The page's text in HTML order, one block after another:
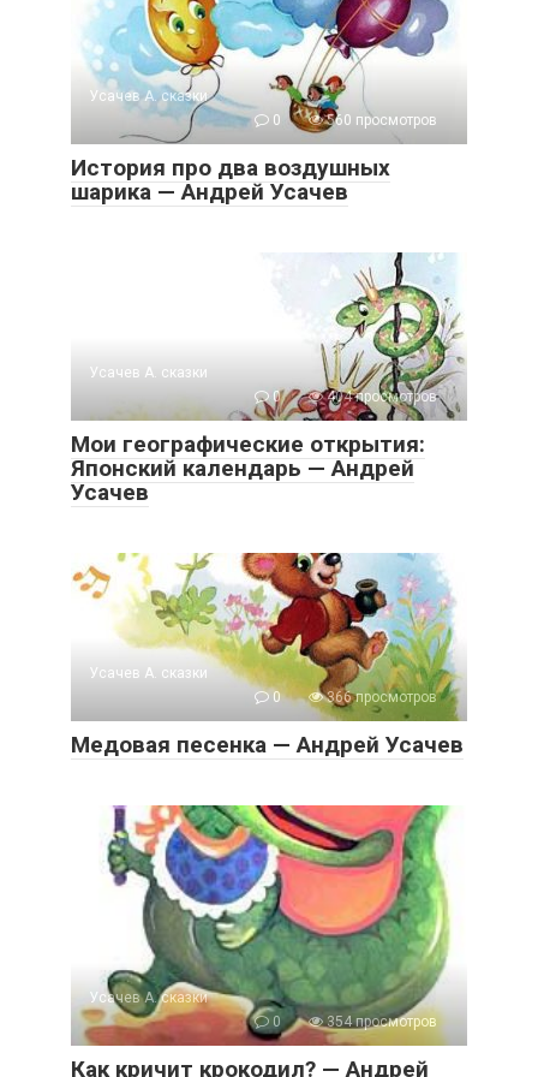
Усачев А. сказки
0
560 просмотров
История про два воздушных
шарика — Андрей Усачев
Усачев А. сказки
0
404 просмотров
Мои географические открытия:
Японский календарь — Андрей
Усачев
Усачев А. сказки
0
366 просмотров
Медовая песенка — Андрей Усачев
Усачев А. сказки
0
354 просмотров
Как кричит крокодил? — Андрей